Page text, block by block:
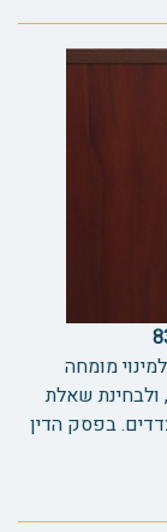
מומחה
ולבחינת שאלת
בפסק הדין